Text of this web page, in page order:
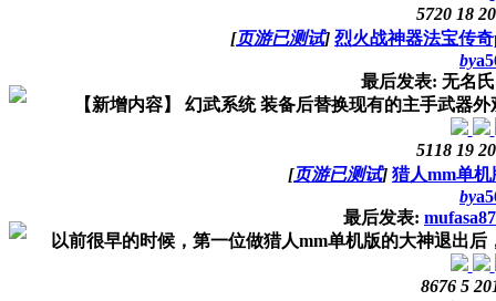
5720 18
[页游已测试] 烈火战神器法宝传
by
最后发表: 无名
【新增内容】 幻武系统 装备后替换现有的主手武器
5118 19
[页游已测试] 猎人mm单机
by
最后发表:
以前很早的时候，第一位做猎人mm单机版的大神退出
8676 5